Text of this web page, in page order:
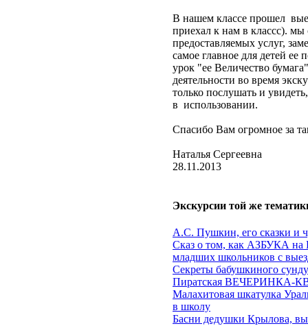
В нашем классе прошел
приехал к нам в классс). мы
предоставляемых услуг,
самое главное для детей ее
урок "ее Величество
деятельности во время
только послушать и
в использовании.
Спасибо Вам огромное за
Наталья Сергеевна
28.11.2013
Экскурсии той же
А.С. Пушкин, его сказки и
Сказ о том, как АЗБУКА на
младших школьников с
Секреты бабушкиного
Пиратская ВЕЧЕРИНКА-
Малахитовая шкатулка
в школу
Басни дедушки Крылова,